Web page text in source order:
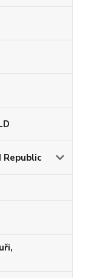
Republic